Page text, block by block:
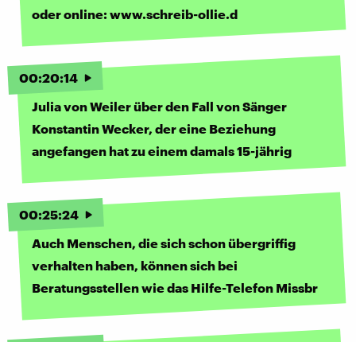
oder online: www.schreib-ollie.d
00:20:14
Julia von Weiler über den Fall von Sänger
Konstantin Wecker, der eine Beziehung
angefangen hat zu einem damals 15-jährig
00:25:24
Auch Menschen, die sich schon übergriffig
verhalten haben, können sich bei
Beratungsstellen wie das Hilfe-Telefon Missbr